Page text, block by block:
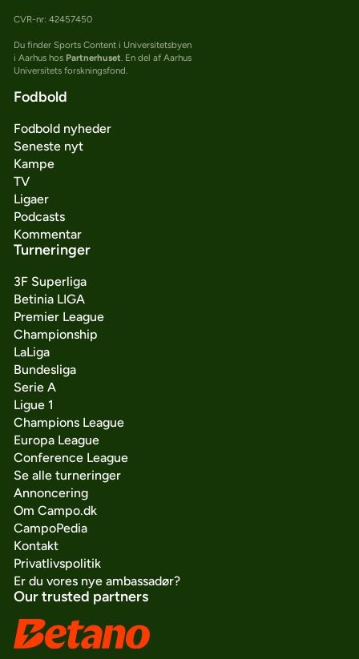
CVR-nr: 42457450
Du finder Sports Content i Universitetsbyen
i Aarhus hos Partnerhuset. En del af Aarhus
Universitets forskningsfond.
Fodbold
Fodbold nyheder
Seneste nyt
Kampe
TV
Ligaer
Podcasts
Kommentar
Turneringer
3F Superliga
Betinia LIGA
Premier League
Championship
LaLiga
Bundesliga
Serie A
Ligue 1
Champions League
Europa League
Conference League
Se alle turneringer
Annoncering
Om Campo.dk
CampoPedia
Kontakt
Privatlivspolitik
Er du vores nye ambassadør?
Our trusted partners